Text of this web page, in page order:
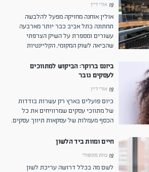
אורי דיין
אולין אוחנה מחזיקה מפעל להלבשה
תחתונה בתל אביב כבר יותר מארבעה
עשורים ומספרת על השיק הצרפתי
שהביאה לשוק המקומי, הקליינטיות
ביזנס ברוקר: הביקוש למתווכים
לעסקים גובר
אורי דיין
כיום פועלים בארץ רק עשרות בודדות
של מתווכי עסקים שמרוויחים את כל
הכסף מעמלות של עסקאות תיווך עסקים.
שרוצה", אומרת שרית גל, מנהלת הדרכה
חיים ומוות ביד הלשון
צוות מונופולי
לשם מה בכלל דרושה עריכת לשון